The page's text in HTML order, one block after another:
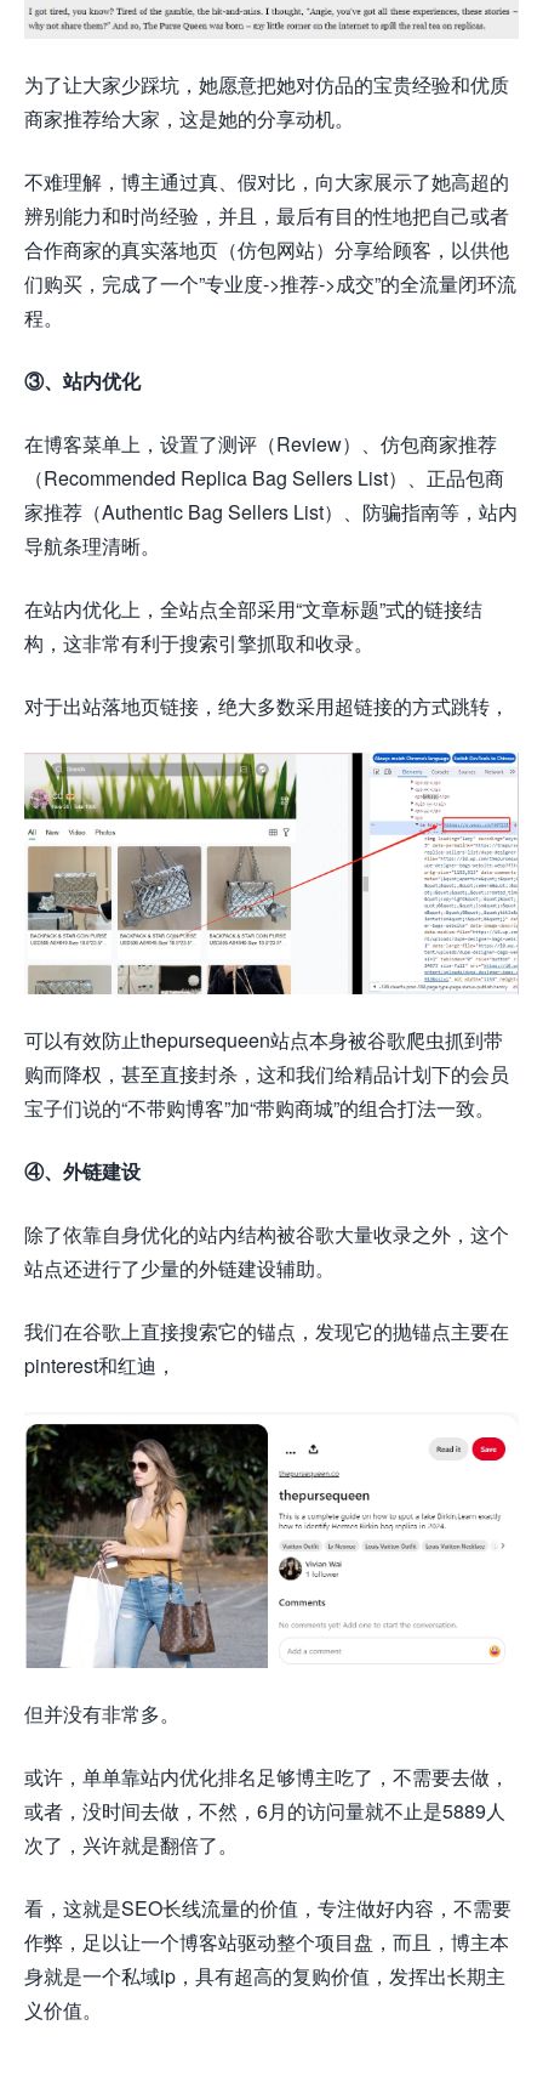
为了让大家少踩坑，她愿意把她对仿品的宝贵经验和优质
商家推荐给大家，这是她的分享动机。
不难理解，博主通过真、假对比，向大家展示了她高超的
辨别能力和时尚经验，并且，最后有目的性地把自己或者
合作商家的真实落地页（仿包网站）分享给顾客，以供他
们购买，完成了一个”专业度->推荐->成交”的全流量闭环流
程。
③、站内优化
在博客菜单上，设置了测评（Review）、仿包商家推荐
（Recommended Replica Bag Sellers List）、正品包商
家推荐（Authentic Bag Sellers List）、防骗指南等，站内
导航条理清晰。
在站内优化上，全站点全部采用“文章标题”式的链接结
构，这非常有利于搜索引擎抓取和收录。
对于出站落地页链接，绝大多数采用超链接的方式跳转，
可以有效防止thepursequeen站点本身被谷歌爬虫抓到带
购而降权，甚至直接封杀，这和我们给精品计划下的会员
宝子们说的“不带购博客”加“带购商城”的组合打法一致。
④、外链建设
除了依靠自身优化的站内结构被谷歌大量收录之外，这个
站点还进行了少量的外链建设辅助。
我们在谷歌上直接搜索它的锚点，发现它的抛锚点主要在
pinterest和红迪，
但并没有非常多。
或许，单单靠站内优化排名足够博主吃了，不需要去做，
或者，没时间去做，不然，6月的访问量就不止是5889人
次了，兴许就是翻倍了。
看，这就是SEO长线流量的价值，专注做好内容，不需要
作弊，足以让一个博客站驱动整个项目盘，而且，博主本
身就是一个私域ip，具有超高的复购价值，发挥出长期主
义价值。